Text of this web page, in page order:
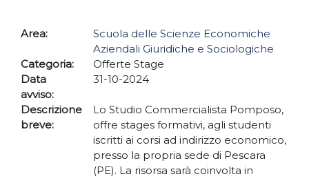
Area:
Scuola delle Scienze Economiche
Aziendali Giuridiche e Sociologiche
Categoria:
Offerte Stage
Data
avviso:
31-10-2024
Descrizione
breve:
Lo Studio Commercialista Pomposo,
offre stages formativi, agli studenti
iscritti ai corsi ad indirizzo economico,
presso la propria sede di Pescara
(PE). La risorsa sarà coinvolta in